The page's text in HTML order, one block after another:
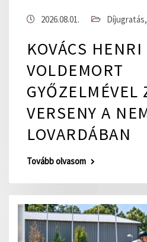
2026.08.01. Díjugratás,
KOVÁCS HENRI
VOLDEMORT
GYŐZELMÉVEL
VERSENY A
LOVARDÁBAN
Tovább olvasom